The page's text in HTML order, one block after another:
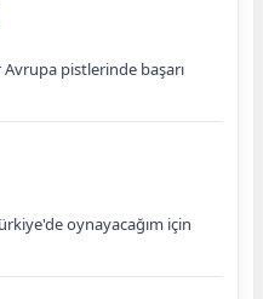
pistlerinde başarı
oynayacağım için